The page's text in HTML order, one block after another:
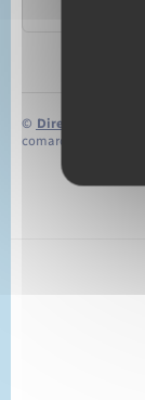
© Direction de
comarquage